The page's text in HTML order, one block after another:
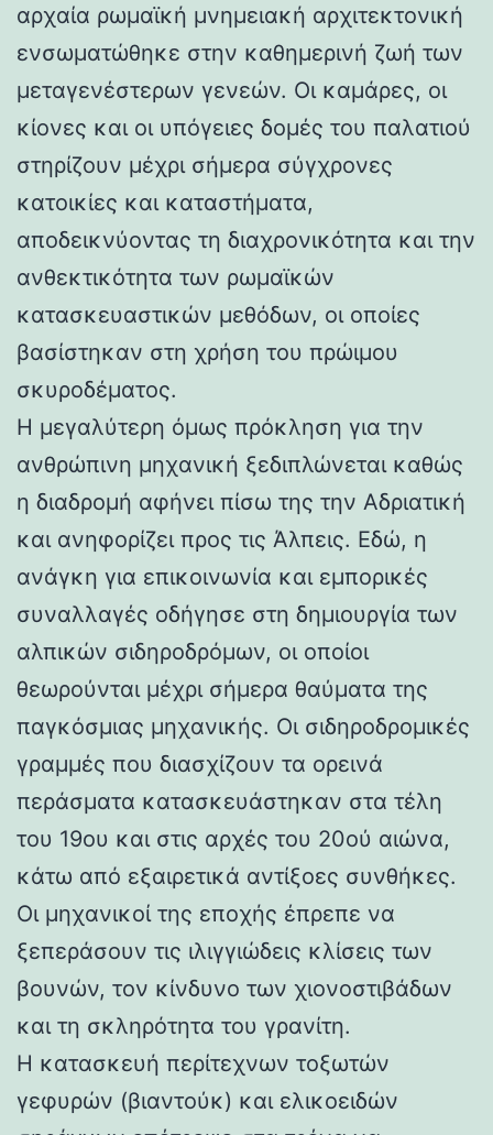
αρχαία ρωμαϊκή μνημειακή αρχιτεκτονική
ενσωματώθηκε στην καθημερινή ζωή των
μεταγενέστερων γενεών. Οι καμάρες, οι
κίονες και οι υπόγειες δομές του παλατιού
στηρίζουν μέχρι σήμερα σύγχρονες
κατοικίες και καταστήματα,
αποδεικνύοντας τη διαχρονικότητα και την
ανθεκτικότητα των ρωμαϊκών
κατασκευαστικών μεθόδων, οι οποίες
βασίστηκαν στη χρήση του πρώιμου
σκυροδέματος.
Η μεγαλύτερη όμως πρόκληση για την
ανθρώπινη μηχανική ξεδιπλώνεται καθώς
η διαδρομή αφήνει πίσω της την Αδριατική
και ανηφορίζει προς τις Άλπεις. Εδώ, η
ανάγκη για επικοινωνία και εμπορικές
συναλλαγές οδήγησε στη δημιουργία των
αλπικών σιδηροδρόμων, οι οποίοι
θεωρούνται μέχρι σήμερα θαύματα της
παγκόσμιας μηχανικής. Οι σιδηροδρομικές
γραμμές που διασχίζουν τα ορεινά
περάσματα κατασκευάστηκαν στα τέλη
του 19ου και στις αρχές του 20ού αιώνα,
κάτω από εξαιρετικά αντίξοες συνθήκες.
Οι μηχανικοί της εποχής έπρεπε να
ξεπεράσουν τις ιλιγγιώδεις κλίσεις των
βουνών, τον κίνδυνο των χιονοστιβάδων
και τη σκληρότητα του γρανίτη.
Η κατασκευή περίτεχνων τοξωτών
γεφυρών (βιαντούκ) και ελικοειδών